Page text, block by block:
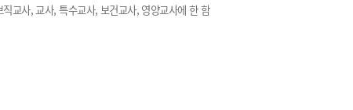
교사, 교사, 특수교사, 보건교사, 영양교사에 한 함